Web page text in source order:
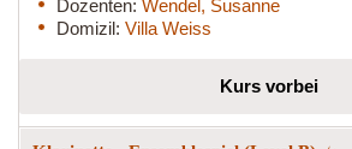
Dozenten: Wendel, Susanne
Domizil: Villa Weiss
Kurs vorbei